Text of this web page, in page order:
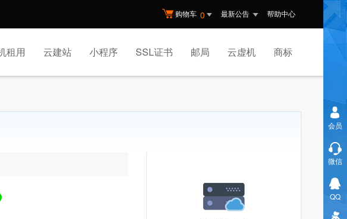
购物车 0 最新公告 帮助中心
租用 云建站 小程序 SSL证书 邮局 云虚机 商标
会员
微信
QQ